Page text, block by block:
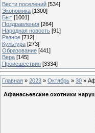
Вести поселений [534]
Экономика [1300]
Быт [1001]
Поздравления [264]
Народная новость [91]
Разное [712]
Культура [273]
Образование [441]
Вера [145]
Происшествия [3334]
Главная » 2023 » Октябрь » 30 »
Афанасьевские охотники